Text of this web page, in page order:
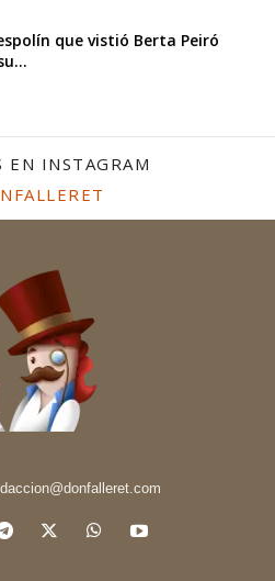
que vistió Berta Peiró
EN INSTAGRAM